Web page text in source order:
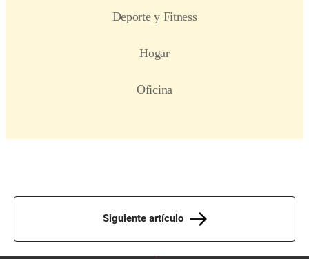
Siguiente artículo